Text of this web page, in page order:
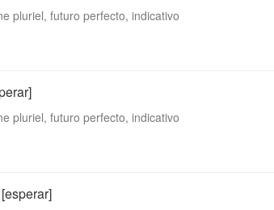
pluriel, futuro perfecto, indicativo
pluriel, futuro perfecto, indicativo